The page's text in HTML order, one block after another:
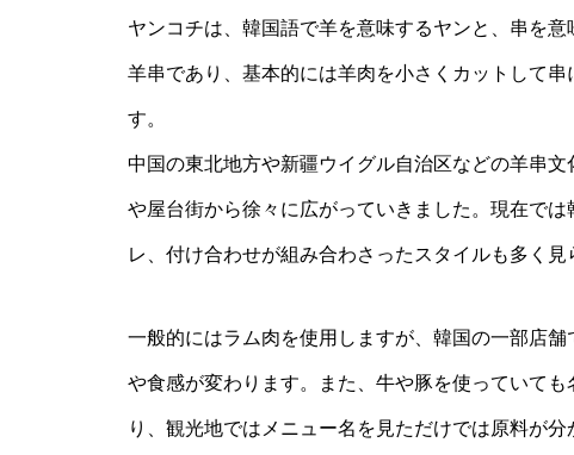
ヤンコチは、韓国語で羊を意味するヤンと、串を
羊串であり、基本的には羊肉を小さくカットして
す。
中国の東北地方や新疆ウイグル自治区などの羊串
や屋台街から徐々に広がっていきました。現在で
レ、付け合わせが組み合わさったスタイルも多く見
一般的にはラム肉を使用しますが、韓国の一部店
や食感が変わります。また、牛や豚を使っていて
り、観光地ではメニュー名を見ただけでは原料が